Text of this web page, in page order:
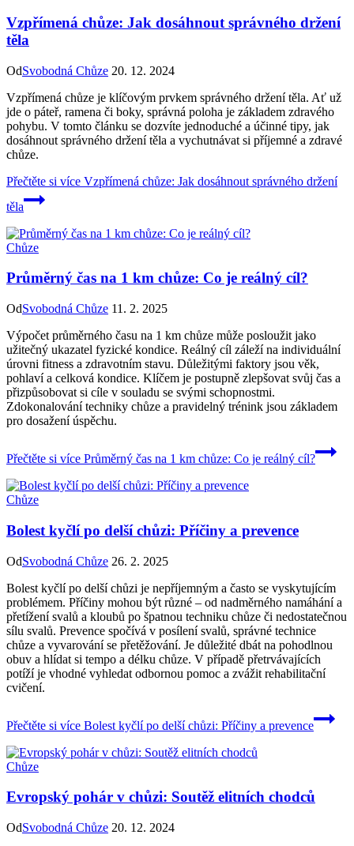
Vzpřímená chůze: Jak dosáhnout správného držení
těla
OdSvobodná Chůze 20. 12. 2024
Vzpřímená chůze je klíčovým prvkem správného držení těla. Ať už
jde o páteř, ramena či boky, správná poloha je základem zdravého
pohybu. V tomto článku se dozvíte jednoduché a účinné tipy, jak
dosáhnout správného držení těla a vychutnávat si příjemné a zdravé
chůze.
Přečtěte si více Vzpřímená chůze: Jak dosáhnout správného držení
těla
Chůze
Průměrný čas na 1 km chůze: Co je reálný cíl?
OdSvobodná Chůze 11. 2. 2025
Výpočet průměrného času na 1 km chůze může posloužit jako
užitečný ukazatel fyzické kondice. Reálný cíl záleží na individuální
úrovni fitness a zdravotním stavu. Důležitými faktory jsou věk,
pohlaví a celková kondice. Klíčem je postupně zlepšovat svůj čas a
přizpůsobovat si cíle v souladu se svými schopnostmi.
Zdokonalování techniky chůze a pravidelný trénink jsou základem
pro dosažení úspěchu.
Přečtěte si více Průměrný čas na 1 km chůze: Co je reálný cíl?
Chůze
Bolest kyčlí po delší chůzi: Příčiny a prevence
OdSvobodná Chůze 26. 2. 2025
Bolest kyčlí po delší chůzi je nepříjemným a často se vyskytujícím
problémem. Příčiny mohou být různé – od nadměrného namáhání a
přetížení svalů a kloubů po špatnou techniku chůze či nedostatečnou
sílu svalů. Prevence spočívá v posílení svalů, správné technice
chůze a vyvarování se přetěžování. Je důležité dbát na pohodlnou
obuv a hlídat si tempo a délku chůze. V případě přetrvávajících
potíží je vhodné vyhledat odbornou pomoc a zvážit rehabilitační
cvičení.
Přečtěte si více Bolest kyčlí po delší chůzi: Příčiny a prevence
Chůze
Evropský pohár v chůzi: Soutěž elitních chodců
OdSvobodná Chůze 20. 12. 2024